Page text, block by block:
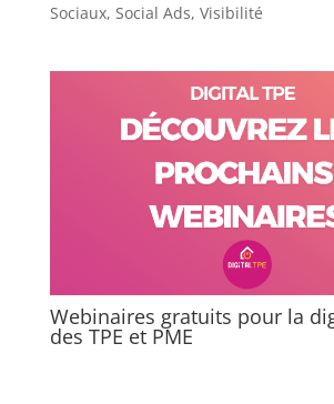
Sociaux, Social Ads, Visibilité
Webinaires gratuits pour la
des TPE et PME